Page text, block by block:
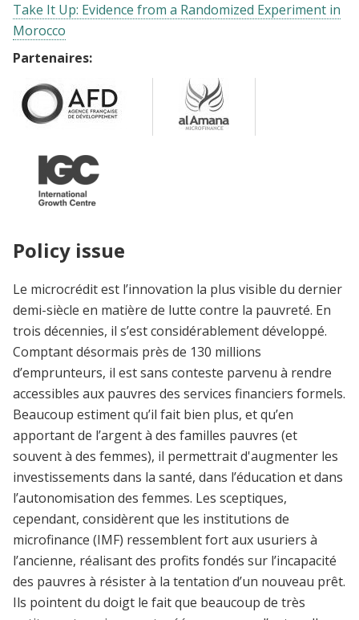
Take It Up: Evidence from a Randomized Experiment in
Morocco
Partenaires:
Policy issue
Le microcrédit est l’innovation la plus visible du dernier
demi-siècle en matière de lutte contre la pauvreté. En
trois décennies, il s’est considérablement développé.
Comptant désormais près de 130 millions
d’emprunteurs, il est sans conteste parvenu à rendre
accessibles aux pauvres des services financiers formels.
Beaucoup estiment qu’il fait bien plus, et qu’en
apportant de l’argent à des familles pauvres (et
souvent à des femmes), il permettrait d'augmenter les
investissements dans la santé, dans l’éducation et dans
l’autonomisation des femmes. Les sceptiques,
cependant, considèrent que les institutions de
microfinance (IMF) ressemblent fort aux usuriers à
l’ancienne, réalisant des profits fondés sur l’incapacité
des pauvres à résister à la tentation d’un nouveau prêt.
Ils pointent du doigt le fait que beaucoup de très